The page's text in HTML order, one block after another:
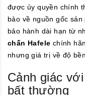
được ủy quyền chính
bảo về nguồn gốc
bảo hành dài hạn từ
chấn Hafele chính
nhưng giá trị về độ
Cảnh giác
bất thường